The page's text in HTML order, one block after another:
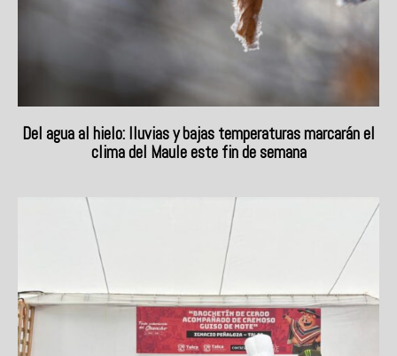
Del agua al hielo: lluvias y bajas temperaturas marcarán el
clima del Maule este fin de semana